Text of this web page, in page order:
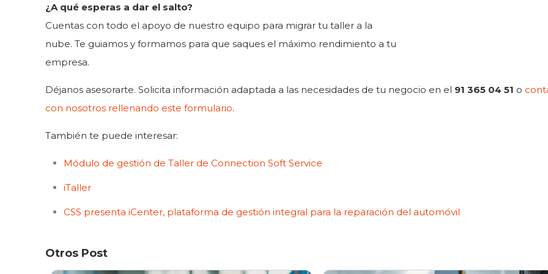
¿A qué esperas a dar el salto?
Cuentas con todo el apoyo de nuestro equipo para migrar tu taller a la
nube. Te guiamos y formamos para que saques el máximo rendimiento a tu
empresa.
Déjanos asesorarte. Solicita información adaptada a las necesidades de tu negocio en el 91 365 04 51 o
con nosotros rellenando este formulario.
También te puede interesar:
Módulo de gestión de Taller de Connection Soft Service
iTaller
CSS presenta iCenter, plataforma de gestión integral para la reparación del automóvil
Otros Post